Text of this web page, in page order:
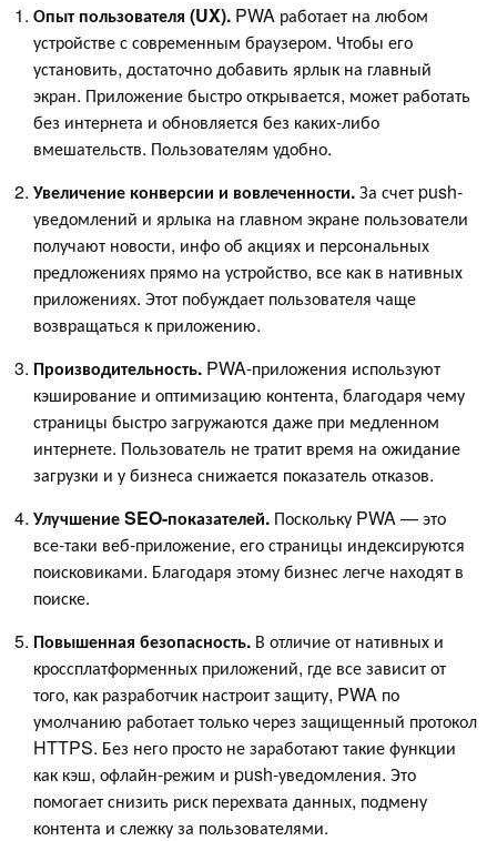
Опыт пользователя (UX). PWA работает на любом
устройстве с современным браузером. Чтобы его
установить, достаточно добавить ярлык на главный
экран. Приложение быстро открывается, может работать
без интернета и обновляется без каких-либо
вмешательств. Пользователям удобно.
Увеличение конверсии и вовлеченности.За счет push-
уведомлений и ярлыка на главном экране пользователи
получают новости, инфо об акциях и персональных
предложениях прямо на устройство, все как в нативных
приложениях. Этот побуждает пользователя чаще
возвращаться к приложению.
Производительность. PWA-приложения используют
кэширование и оптимизацию контента, благодаря чему
страницы быстро загружаются даже при медленном
интернете. Пользователь не тратит время на ожидание
загрузки и у бизнеса снижается показатель отказов.
Улучшение SEO-показателей. Поскольку PWA — это
все-таки веб-приложение, его страницы индексируются
поисковиками. Благодаря этому бизнес легче находят в
поиске.
Повышенная безопасность. В отличие от нативных и
кроссплатформенных приложений, где все зависит от
того, как разработчик настроит защиту, PWA по
умолчанию работает только через защищенный протокол
HTTPS. Без него просто не заработают такие функции
как кэш, офлайн-режим и push-уведомления. Это
помогает снизить риск перехвата данных, подмену
контента и слежку за пользователями.